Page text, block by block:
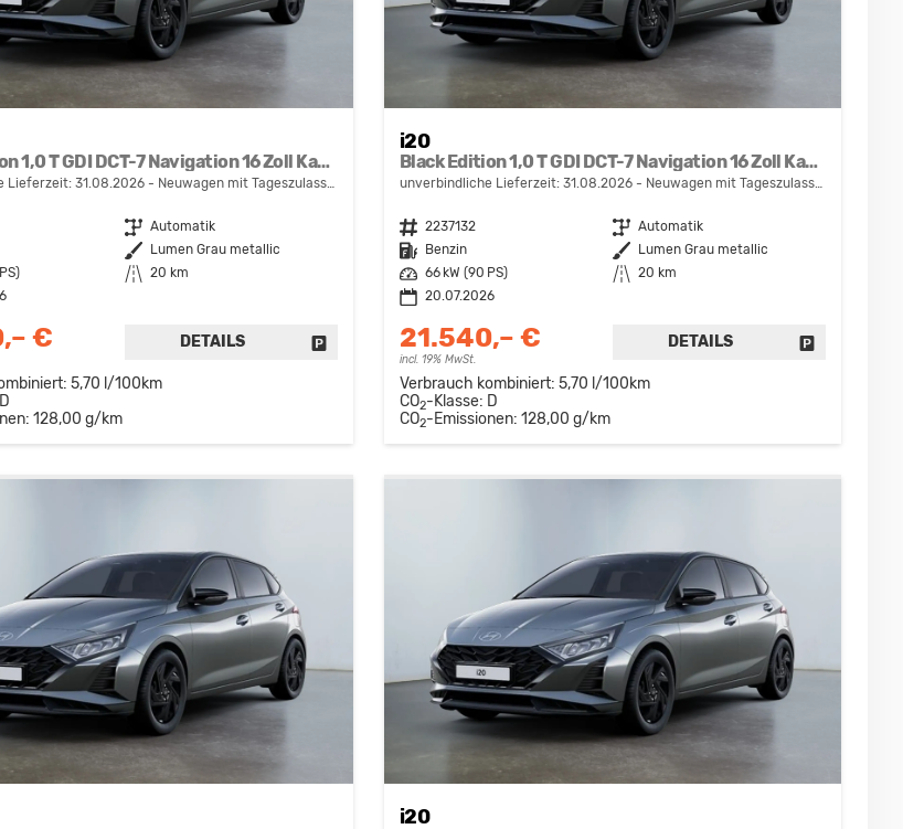
Black Edition 1,0 T GDI DCT-7 Navigation 16 Zoll Kamera PDC Sitzheizung
Lieferzeit: 31.08.2026 Neuwagen mit Tageszulassung
Getriebe Automatik
Außenfarbe
Lumen Grau metallic
Kilometerstand
20 km
€ DETAILS FAHRZEUG DRUCKEN, PARKEN ODER VERGLEICHEN
5,70 l/100km
D
128,00 g/km
i20
Black Edition 1,0 T GDI DCT-7 Navigation 16 Zoll Kamera PDC Sitzheizung
unverbindliche Lieferzeit: 31.08.2026 Neuwagen mit Tageszulassung
Fahrzeugnr. 2237132 Getriebe Automatik
Kraftstoff
Benzin Außenfarbe
Lumen Grau metallic
Leistung
66 kW (90 PS) Kilometerstand
20 km
20.07.2026
21.540,– €
incl. 19% MwSt.
DETAILS FAHRZEUG
Verbrauch kombiniert: 5,70 l/100km
CO2-Klasse: D
CO2-Emissionen: 128,00 g/km
i20